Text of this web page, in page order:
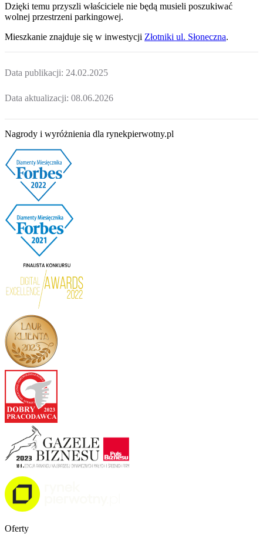
Dzięki temu przyszli właściciele nie będą musieli poszukiwać
wolnej przestrzeni parkingowej.
Mieszkanie znajduje się w inwestycji Złotniki ul. Słoneczna.
Data publikacji: 24.02.2025
Data aktualizacji: 08.06.2026
Nagrody i wyróżnienia dla rynekpierwotny.pl
Oferty